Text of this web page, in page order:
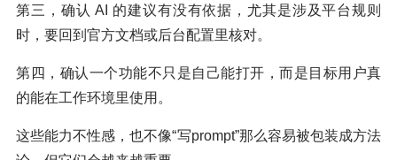
第三，确认 AI 的建议有没有依据，尤其是涉及平台规则
时，要回到官方文档或后台配置里核对。
第四，确认一个功能不只是自己能打开，而是目标用户真
的能在工作环境里使用。
这些能力不性感，也不像“写prompt”那么容易被包装成方法